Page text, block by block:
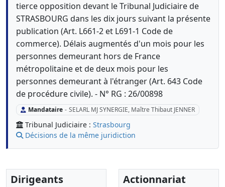
tierce opposition devant le Tribunal Judiciaire de
STRASBOURG dans les dix jours suivant la présente
publication (Art. L661-2 et L691-1 Code de
commerce). Délais augmentés d'un mois pour les
personnes demeurant hors de France
métropolitaine et de deux mois pour les
personnes demeurant à l'étranger (Art. 643 Code
de procédure civile). - N° RG : 26/00898
Mandataire - SELARL MJ SYNERGIE, Maître Thibaut JENNER
Tribunal Judiciaire : Strasbourg
Décisions de la même juridiction
Dirigeants Actionnariat